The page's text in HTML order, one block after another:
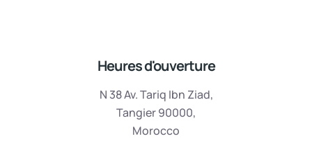
Heures d'ouverture
N 38 Av. Tariq Ibn Ziad,
Tangier 90000,
Morocco